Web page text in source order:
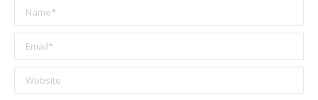
Name *
Email *
Website